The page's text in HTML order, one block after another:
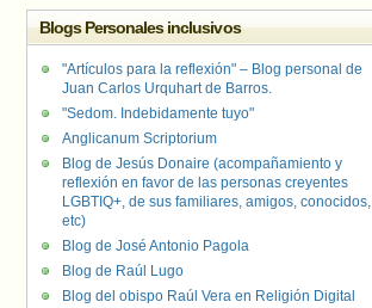
Blogs Personales inclusivos
"Artículos para la reflexión" – Blog personal de
Juan Carlos Urquhart de Barros.
"Sedom. Indebidamente tuyo"
Anglicanum Scriptorium
Blog de Jesús Donaire (acompañamiento y
reflexión en favor de las personas creyentes
LGBTIQ+, de sus familiares, amigos, conocidos,
etc)
Blog de José Antonio Pagola
Blog de Raúl Lugo
Blog del obispo Raúl Vera en Religión Digital